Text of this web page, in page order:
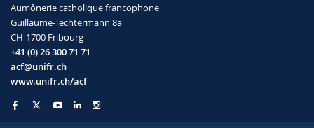
Aumônerie catholique francophone
Guillaume-Techtermann 8a
CH-1700 Fribourg
+41 (0) 26 300 71 71
acf@unifr.ch
www.unifr.ch/acf